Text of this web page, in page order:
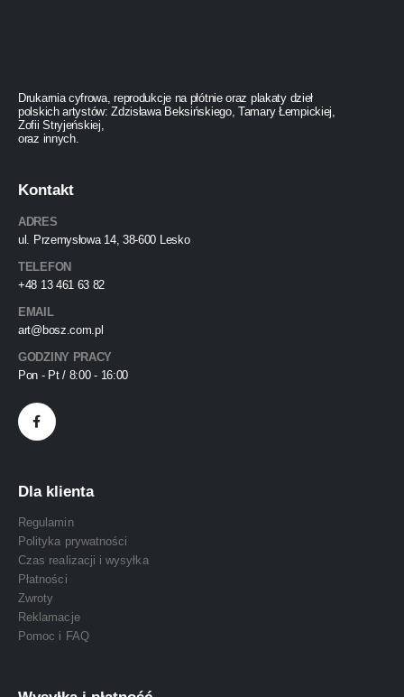
Drukarnia cyfrowa, reprodukcje na płótnie oraz plakaty dzieł
polskich artystów: Zdzisława Beksińskiego, Tamary Łempickiej,
Zofii Stryjeńskiej,
oraz innych.
Kontakt
ADRES
ul. Przemysłowa 14, 38-600 Lesko
TELEFON
+48 13 461 63 82
EMAIL
art@bosz.com.pl
GODZINY PRACY
Pon - Pt / 8:00 - 16:00
Dla klienta
Regulamin
Polityka prywatności
Czas realizacji i wysyłka
Płatności
Zwroty
Reklamacje
Pomoc i FAQ